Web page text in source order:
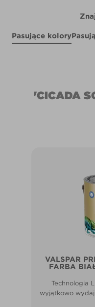
Pasujące kolory
'CICADA
VALSPAR
FARBA
Technologia
wyjątkowo